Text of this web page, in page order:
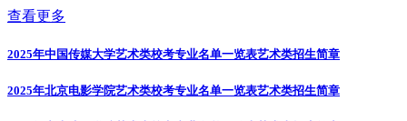
查看更多
2025年中国传媒大学艺术类校考专业名单一览表艺术类招生简章
2025年北京电影学院艺术类校考专业名单一览表艺术类招生简章